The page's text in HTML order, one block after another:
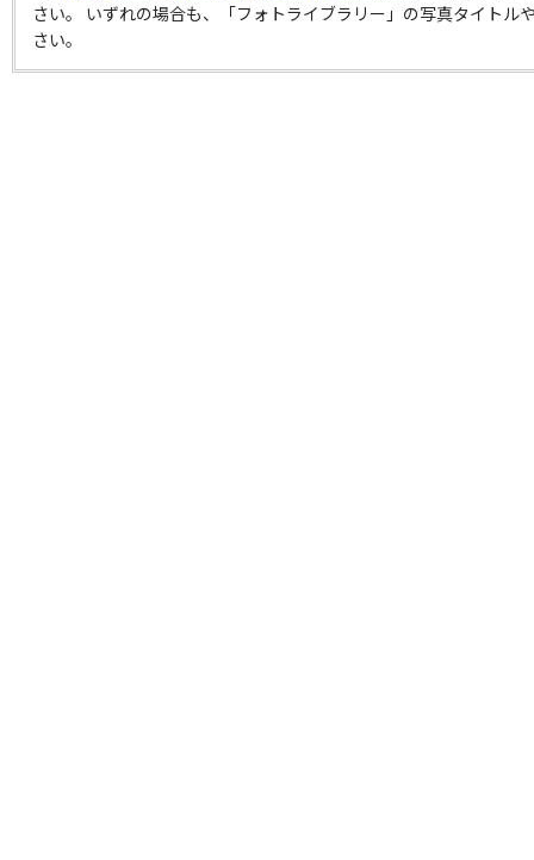
さい。 いずれの場合も、「フォトライブラリー」の写真タイトル
さい。